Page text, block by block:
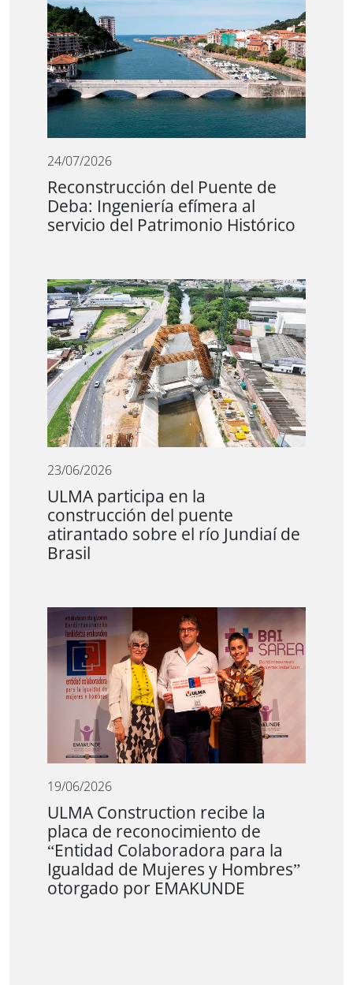
24/07/2026
Reconstrucción del Puente de
Deba: Ingeniería efímera al
servicio del Patrimonio Histórico
23/06/2026
ULMA participa en la
construcción del puente
atirantado sobre el río Jundiaí de
Brasil
19/06/2026
ULMA Construction recibe la
placa de reconocimiento de
“Entidad Colaboradora para la
Igualdad de Mujeres y Hombres”
otorgado por EMAKUNDE